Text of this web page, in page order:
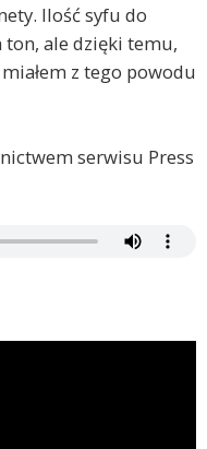
Ilość syfu do
ale dzięki temu,
z tego powodu
serwisu Press